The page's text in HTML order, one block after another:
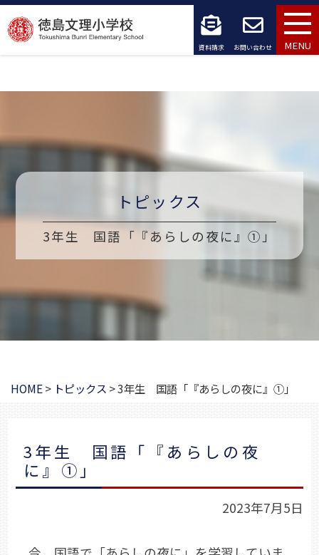
コ
ン
ン
へ
キ
資料請求 お問い合わせ MENU
トピックス
3年生 国語「『あらしの夜に』①」
HOME> トピックス >3年生 国語「『あらしの夜に』①」
3年生 国語「『あらしの夜
に』①」
2023年7月5日